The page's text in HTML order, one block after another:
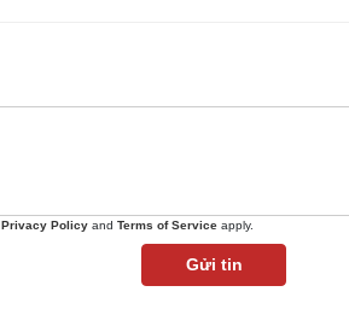
Privacy Policy and Terms of Service apply.
Gửi tin